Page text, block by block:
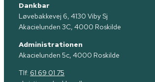
Dankbar
Løvebakkevej 6, 4130 Viby Sj
Akacielunden 3C, 4000 Roskilde
Administrationen
Akacielunden 5c, 4000 Roskilde
Tlf: 61 69 01 75